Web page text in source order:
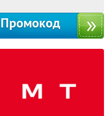
Промокод